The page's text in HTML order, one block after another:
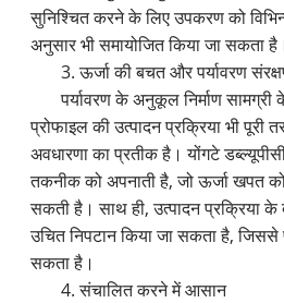
सुनिश्चित करने के लिए उपकरण को
अनुसार भी समायोजित किया जा सकता है।
3. ऊर्जा की बचत और पर्यावरण
पर्यावरण के अनुकूल निर्माण
प्रोफाइल की उत्पादन प्रक्रिया भी पूरी
अवधारणा का प्रतीक है। योंगटे
तकनीक को अपनाती है, जो ऊर्जा खपत
सकती है। साथ ही, उत्पादन प्रक्रिया के
उचित निपटान किया जा सकता है, जिससे
सकता है।
4. संचालित करने में आसान